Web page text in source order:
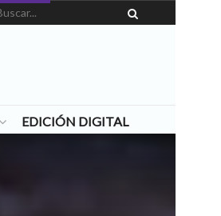
EDICIÓN DIGITAL